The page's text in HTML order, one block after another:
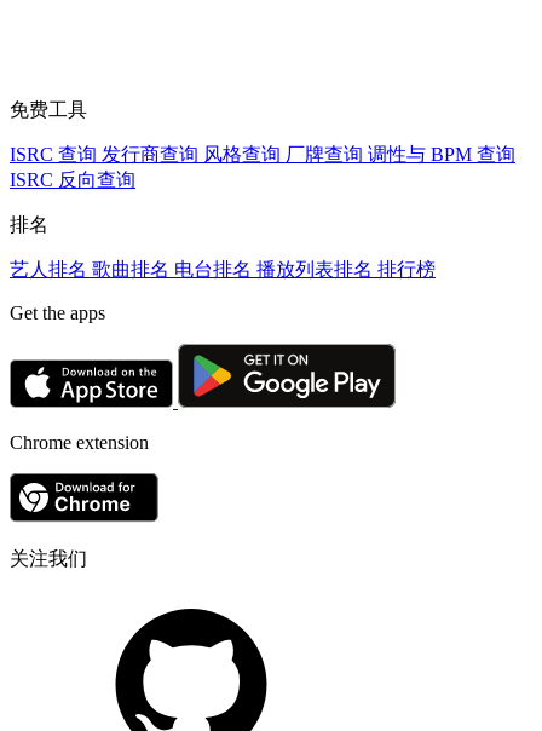
免费工具
ISRC 查询 发行商查询 风格查询 厂牌查询 调性与 BPM 查询
ISRC 反向查询
排名
艺人排名 歌曲排名 电台排名 播放列表排名 排行榜
Get the apps
Chrome extension
关注我们